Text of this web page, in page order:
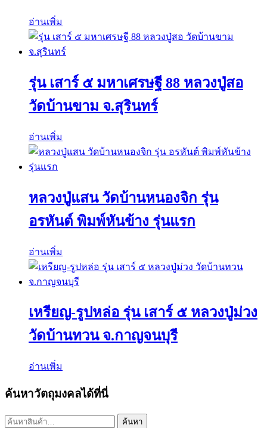
อ่านเพิ่ม
รุ่น เสาร์ ๕ มหาเศรษฐี 88 หลวงปู่สอ
วัดบ้านขาม จ.สุรินทร์
อ่านเพิ่ม
หลวงปู่แสน วัดบ้านหนองจิก รุ่น
อรหันต์ พิมพ์หันข้าง รุ่นแรก
อ่านเพิ่ม
เหรียญ-รูปหล่อ รุ่น เสาร์ ๕ หลวงปู่ม่วง
วัดบ้านทวน จ.กาญจนบุรี
อ่านเพิ่ม
ค้นหาวัตถุมงคลได้ที่นี่
ค้นหา: ค้นหา